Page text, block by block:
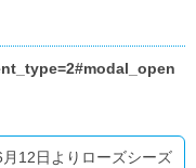
12日よりローズシーズ